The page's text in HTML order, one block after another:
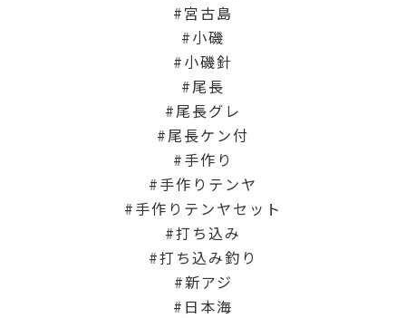
宮古島
小磯
小磯針
尾長
尾長グレ
尾長ケン付
手作り
手作りテンヤ
手作りテンヤセット
打ち込み
打ち込み釣り
新アジ
日本海